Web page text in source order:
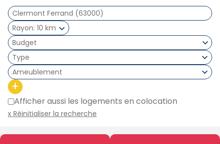
Rayon 10 km
Type
Ameublement
+
Afficher aussi les logements en colocation
x Réinitialiser la recherche